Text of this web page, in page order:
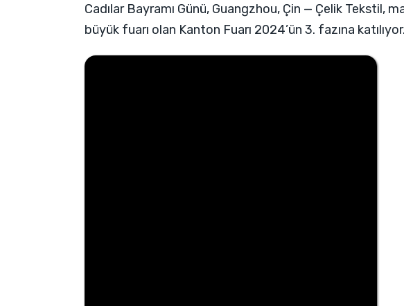
Cadılar Bayramı Günü, Guangzhou, Çin — Çelik Tekstil,
büyük fuarı olan Kanton Fuarı 2024’ün 3. fazına katılıyor.